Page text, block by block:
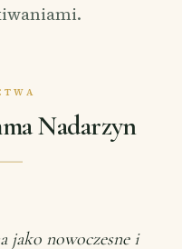
Nadarzyn
jako nowoczesne i